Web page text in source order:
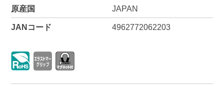
原産国 JAPAN
JANコード 4962772062203